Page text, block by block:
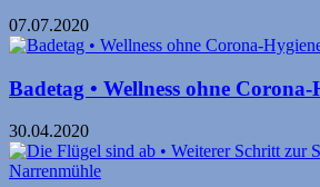
07.07.2020
Badetag • Wellness ohne Corona-
30.04.2020